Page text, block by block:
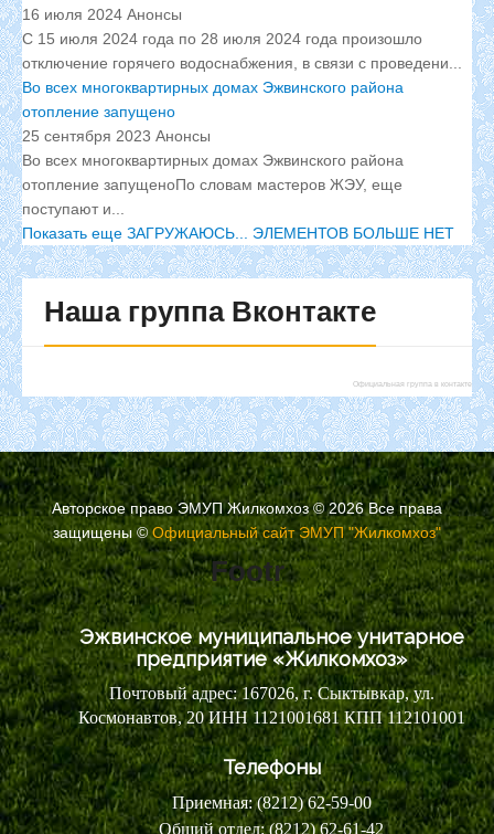
16 июля 2024 Анонсы
С 15 июля 2024 года по 28 июля 2024 года произошло
отключение горячего водоснабжения, в связи с проведени...
Во всех многоквартирных домах Эжвинского района
отопление запущено
25 сентября 2023 Анонсы
Во всех многоквартирных домах Эжвинского района
отопление запущеноПо словам мастеров ЖЭУ, еще
поступают и...
Показать еще ЗАГРУЖАЮСЬ... ЭЛЕМЕНТОВ БОЛЬШЕ НЕТ
Наша группа Вконтакте
Официальная группа в контакте
Авторское право ЭМУП Жилкомхоз © 2026 Все права
защищены ©Официальный сайт ЭМУП "Жилкомхоз"
Footr
Эжвинское муниципальное унитарное
предприятие «Жилкомхоз»
Почтовый адрес: 167026, г. Сыктывкар, ул.
Космонавтов, 20 ИНН 1121001681 КПП 112101001
Телефоны
Приемная: (8212) 62-59-00
Общий отдел: (8212) 62-61-42